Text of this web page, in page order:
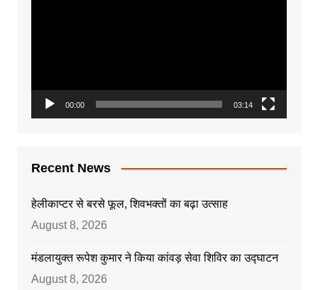
00:00 03:14
Recent News
हेलीकाप्टर से बरसे फूल, शिवभक्तों का बढ़ा उत्साह
August 8, 2026
मंडलायुक्त रूपेश कुमार ने किया कांवड़ सेवा शिविर का उद्घाटन
August 8, 2026